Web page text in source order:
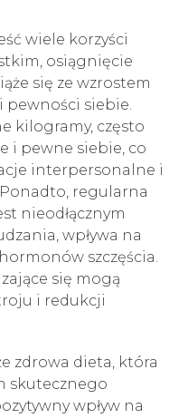
wiele korzyści
osiągnięcie
się ze wzrostem
pewności siebie.
kilogramy, często
i pewne siebie, co
interpersonalne i
Ponadto, regularna
nieodłącznym
wpływa na
szczęścia.
się mogą
i redukcji
zdrowa dieta, która
skutecznego
wpływ na